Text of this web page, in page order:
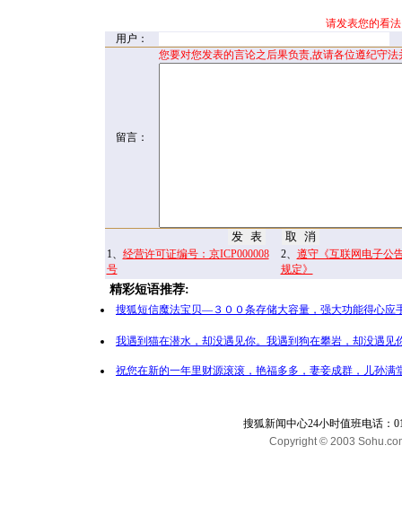
请发表您的看
用户：
留言：
您要对您发表的言论之后果负责,故请各位遵纪守
1、 经营许可证编号：京ICP000008
号
2、 遵守《互联网电子公
规定》
精彩短语推荐:
搜狐短信魔法宝贝—３００条存储大容量，强大功能得心应
我遇到猫在潜水，却没遇见你。我遇到狗在攀岩，却没遇
祝您在新的一年里财源滚滚，艳福多多，妻妾成群，儿孙
搜狐新闻中心24小时值班电话：
Copyright © 2003